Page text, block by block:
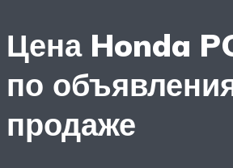
Цена Honda
по
продаже